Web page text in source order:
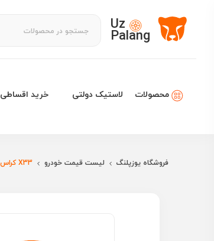
Uz
Palang
محصولات لاستیک دولتی خرید اقساطی
فروشگاه یوزپلنگ لیست قیمت خودرو X33 کراس (دستی)